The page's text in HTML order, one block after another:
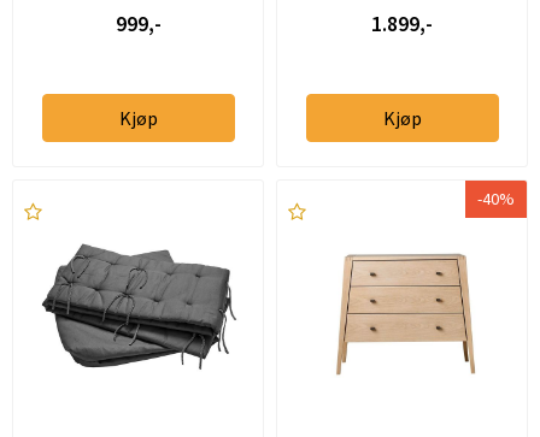
999,-
Kjøp
1.899,-
Kjøp
-40%